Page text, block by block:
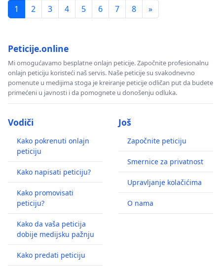
1
2 3 4 5 6 7 8 »
Peticije.online
Mi omogućavamo besplatne onlajn peticije. Započnite profesionalnu
onlajn peticiju koristeći naš servis. Naše peticije su svakodnevno
pomenute u medijima stoga je kreiranje peticije odličan put da budete
primećeni u javnosti i da pomognete u donošenju odluka.
Vodiči
Kako pokrenuti onlajn
peticiju
Kako napisati peticiju?
Kako promovisati
peticiju?
Kako da vaša peticija
dobije medijsku pažnju
Kako predati peticiju
Još
Započnite peticiju
Smernice za privatnost
Upravljanje kolačićima
O nama